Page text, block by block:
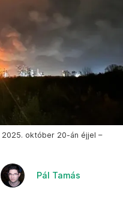
2025. október 20-án éjjel –
Pál Tamás